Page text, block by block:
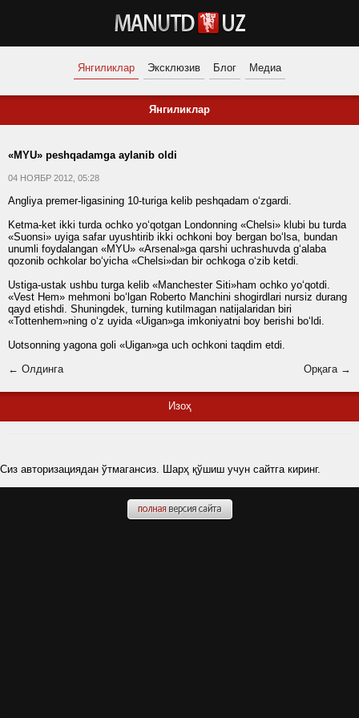
Янгиликлар Эксклюзив Блог Медиа
Янгиликлар
«MYU» peshqadamga aylanib oldi
04 НОЯБР 2012, 05:28
Angliya premer-ligasining 10-turiga kelib peshqadam o‘zgardi.
Ketma-ket ikki turda ochko yo‘qotgan Londonning «Chelsi» klubi bu turda
«Suonsi» uyiga safar uyushtirib ikki ochkoni boy bergan bo‘lsa, bundan
unumli foydalangan «MYU» «Arsenal»ga qarshi uchrashuvda g‘alaba
qozonib ochkolar bo‘yicha «Chelsi»dan bir ochkoga o‘zib ketdi.
Ustiga-ustak ushbu turga kelib «Manchester Siti»ham ochko yo‘qotdi.
«Vest Hem» mehmoni bo‘lgan Roberto Manchini shogirdlari nursiz durang
qayd etishdi. Shuningdek, turning kutilmagan natijalaridan biri
«Tottenhem»ning o‘z uyida «Uigan»ga imkoniyatni boy berishi bo‘ldi.
Uotsonning yagona goli «Uigan»ga uch ochkoni taqdim etdi.
← Олдинга
Орқага →
Изоҳ
Сиз авторизациядан ўтмагансиз. Шарҳ қўшиш учун сайтга киринг.